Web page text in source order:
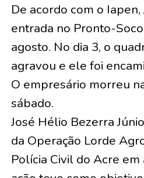
De acordo com o
entrada no Pronto-
agosto. No dia 3, o
agravou e ele foi
O empresário morreu
sábado.
José Hélio Bezerra
da Operação Lorde
Polícia Civil do Acre